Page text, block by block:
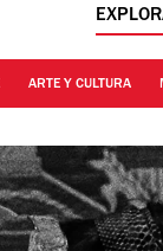
ARTE Y CULTURA